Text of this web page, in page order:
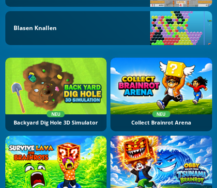
Blasen Knallen
NEU
Backyard Dig Hole 3D Simulator
NEU
Collect Brainrot Arena